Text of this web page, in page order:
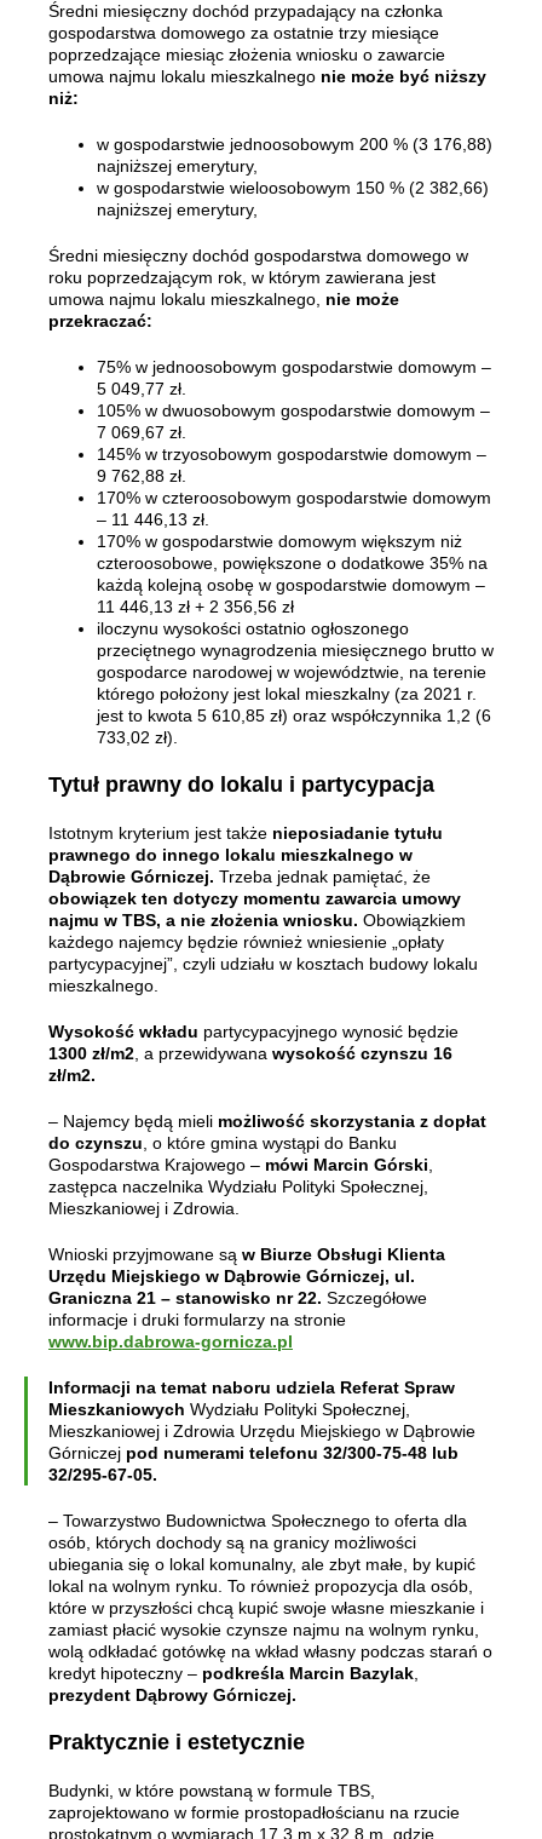
Średni miesięczny dochód przypadający na członka
gospodarstwa domowego za ostatnie trzy miesiące
poprzedzające miesiąc złożenia wniosku o zawarcie
umowa najmu lokalu mieszkalnego nie może być niższy
niż:
w gospodarstwie jednoosobowym 200 % (3 176,88)
najniższej emerytury,
w gospodarstwie wieloosobowym 150 % (2 382,66)
najniższej emerytury,
Średni miesięczny dochód gospodarstwa domowego w
roku poprzedzającym rok, w którym zawierana jest
umowa najmu lokalu mieszkalnego, nie może
przekraczać:
75% w jednoosobowym gospodarstwie domowym –
5 049,77 zł.
105% w dwuosobowym gospodarstwie domowym –
7 069,67 zł.
145% w trzyosobowym gospodarstwie domowym –
9 762,88 zł.
170% w czteroosobowym gospodarstwie domowym
– 11 446,13 zł.
170% w gospodarstwie domowym większym niż
czteroosobowe, powiększone o dodatkowe 35% na
każdą kolejną osobę w gospodarstwie domowym –
11 446,13 zł + 2 356,56 zł
iloczynu wysokości ostatnio ogłoszonego
przeciętnego wynagrodzenia miesięcznego brutto w
gospodarce narodowej w województwie, na terenie
którego położony jest lokal mieszkalny (za 2021 r.
jest to kwota 5 610,85 zł) oraz współczynnika 1,2 (6
733,02 zł).
Tytuł prawny do lokalu i partycypacja
Istotnym kryterium jest także nieposiadanie tytułu
prawnego do innego lokalu mieszkalnego w
Dąbrowie Górniczej. Trzeba jednak pamiętać, że
obowiązek ten dotyczy momentu zawarcia umowy
najmu w TBS, a nie złożenia wniosku. Obowiązkiem
każdego najemcy będzie również wniesienie „opłaty
partycypacyjnej”, czyli udziału w kosztach budowy lokalu
mieszkalnego.
Wysokość wkładu partycypacyjnego wynosić będzie
1300 zł/m2, a przewidywana wysokość czynszu 16
zł/m2.
– Najemcy będą mieli możliwość skorzystania z dopłat
do czynszu, o które gmina wystąpi do Banku
Gospodarstwa Krajowego – mówi Marcin Górski,
zastępca naczelnika Wydziału Polityki Społecznej,
Mieszkaniowej i Zdrowia.
Wnioski przyjmowane są w Biurze Obsługi Klienta
Urzędu Miejskiego w Dąbrowie Górniczej, ul.
Graniczna 21 – stanowisko nr 22. Szczegółowe
informacje i druki formularzy na stronie
www.bip.dabrowa-gornicza.pl
Informacji na temat naboru udziela Referat Spraw
Mieszkaniowych Wydziału Polityki Społecznej,
Mieszkaniowej i Zdrowia Urzędu Miejskiego w Dąbrowie
Górniczej pod numerami telefonu 32/300-75-48 lub
32/295-67-05.
– Towarzystwo Budownictwa Społecznego to oferta dla
osób, których dochody są na granicy możliwości
ubiegania się o lokal komunalny, ale zbyt małe, by kupić
lokal na wolnym rynku. To również propozycja dla osób,
które w przyszłości chcą kupić swoje własne mieszkanie i
zamiast płacić wysokie czynsze najmu na wolnym rynku,
wolą odkładać gotówkę na wkład własny podczas starań o
kredyt hipoteczny – podkreśla Marcin Bazylak,
prezydent Dąbrowy Górniczej.
Praktycznie i estetycznie
Budynki, w które powstaną w formule TBS,
zaprojektowano w formie prostopadłościanu na rzucie
prostokątnym o wymiarach 17,3 m x 32,8 m, gdzie